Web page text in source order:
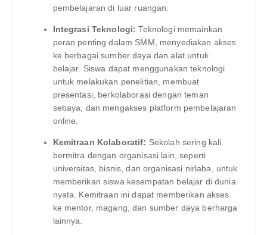
pembelajaran di luar ruangan.
Integrasi Teknologi: Teknologi memainkan
peran penting dalam SMM, menyediakan akses
ke berbagai sumber daya dan alat untuk
belajar. Siswa dapat menggunakan teknologi
untuk melakukan penelitian, membuat
presentasi, berkolaborasi dengan teman
sebaya, dan mengakses platform pembelajaran
online.
Kemitraan Kolaboratif: Sekolah sering kali
bermitra dengan organisasi lain, seperti
universitas, bisnis, dan organisasi nirlaba, untuk
memberikan siswa kesempatan belajar di dunia
nyata. Kemitraan ini dapat memberikan akses
ke mentor, magang, dan sumber daya berharga
lainnya.